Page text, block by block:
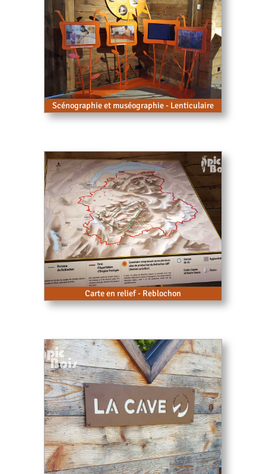
Scénographie et muséographie - Lenticulaire
Carte en relief - Reblochon